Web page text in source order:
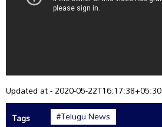
Updated at - 2020-05-22T16:17:38+05:30
Tags
#Telugu News